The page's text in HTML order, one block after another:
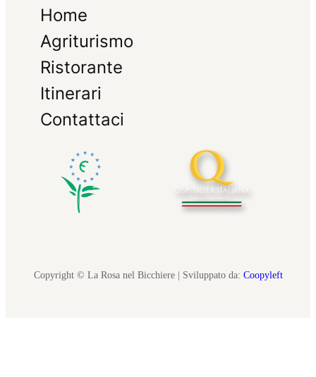
Home
Agriturismo
Ristorante
Itinerari
Contattaci
Copyright © La Rosa nel Bicchiere | Sviluppato da: Coopyleft